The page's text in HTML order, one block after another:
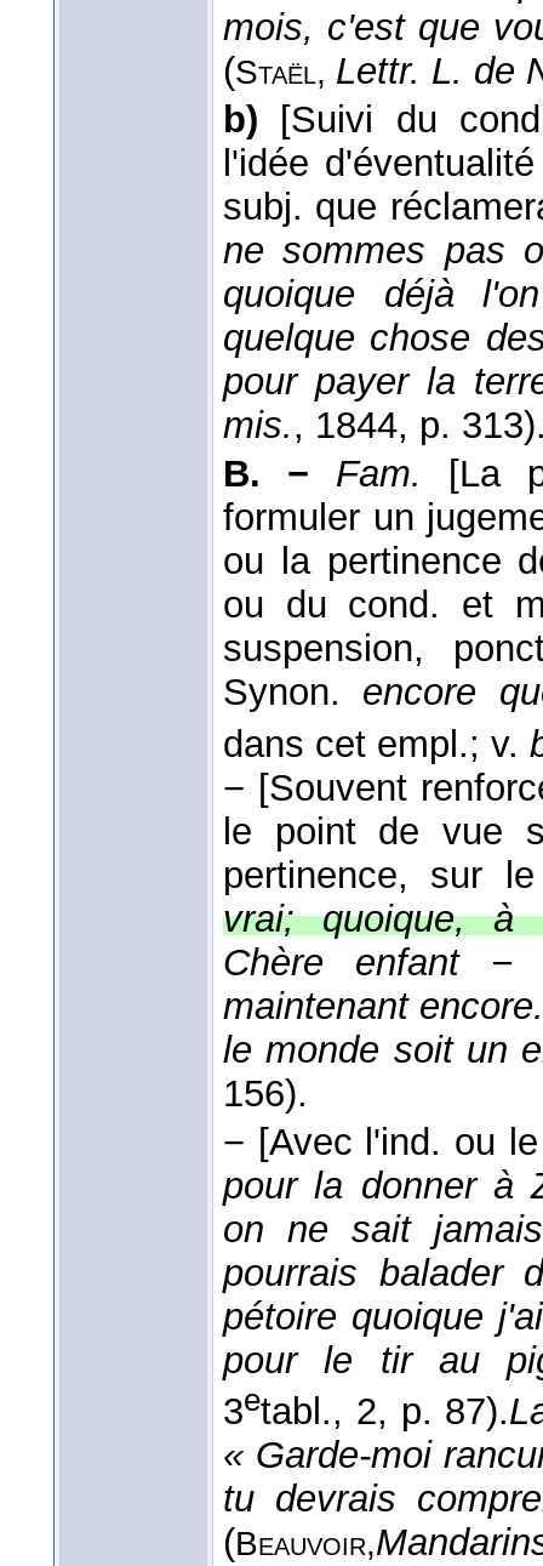
mois, c'est que
(Staël, Lettr. L. de
b)
[Suivi du
l'idée
subj. que
ne sommes pas
quoique déjà
quelque chose
pour payer la
mis., 1844, p.
B. −
Fam.
[La
formuler un
ou la pertinence
ou du cond. et
suspension,
Synon. encore
dans cet empl.; v.
− [Souvent
le point de vue
pertinence, sur
vrai; quoique, à
Chère enfant
maintenant
le monde soit un
156).
− [Avec l'ind. ou
pour la donner à
on ne sait jamais
pourrais balader
pétoire quoique
pour le tir au
3etabl., 2, p. 87).
« Garde-moi
tu devrais
(Beauvoir,